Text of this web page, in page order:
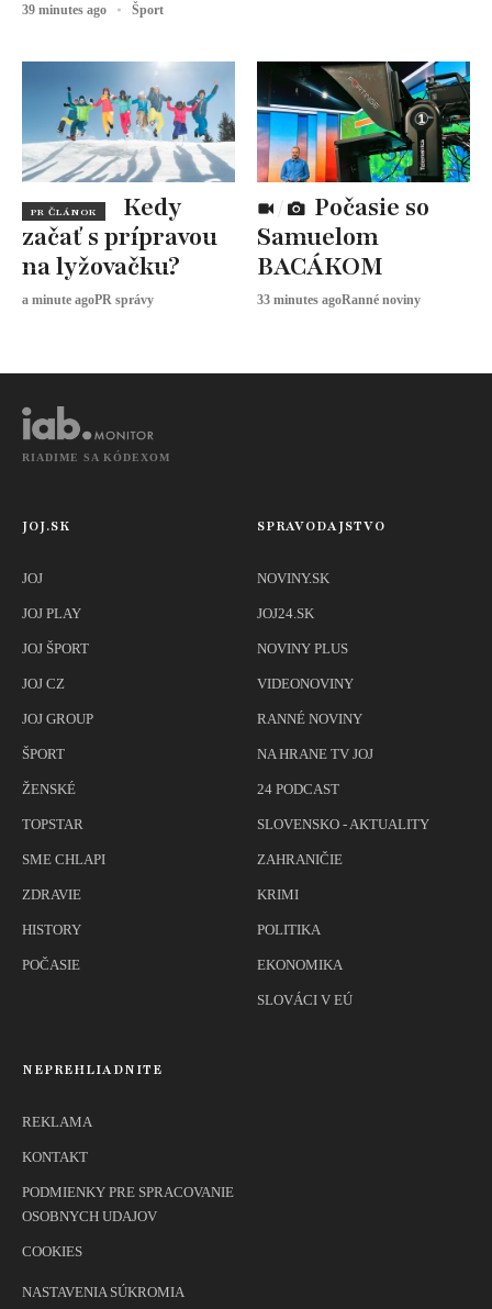
PR ČLÁNOK
začať s prípravou
na lyžovačku?
a minute agoPR správy
Samuelom
BACÁKOM
33 minutes agoRanné noviny
39 minutes ago Šport
RIADIME SA KÓDEXOM
JOJ.SK
JOJ
JOJ PLAY
JOJ ŠPORT
JOJ CZ
JOJ GROUP
ŠPORT
ŽENSKÉ
TOPSTAR
SME CHLAPI
ZDRAVIE
HISTORY
POČASIE
SPRAVODAJSTVO
NOVINY.SK
JOJ24.SK
NOVINY PLUS
VIDEONOVINY
RANNÉ NOVINY
NA HRANE TV JOJ
24 PODCAST
SLOVENSKO - AKTUALITY
ZAHRANIČIE
KRIMI
POLITIKA
EKONOMIKA
SLOVÁCI V EÚ
NEPREHLIADNITE
REKLAMA
KONTAKT
PODMIENKY PRE SPRACOVANIE
OSOBNYCH UDAJOV
COOKIES
NASTAVENIA SÚKROMIA